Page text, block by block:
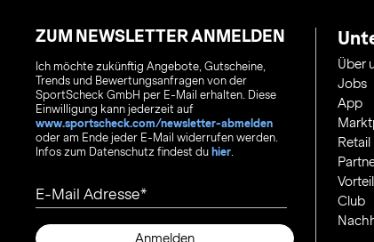
ZUM NEWSLETTER ANMELDEN
Ich möchte zukünftig Angebote, Gutscheine,
Trends und Bewertungsanfragen von der
SportScheck GmbH per E-Mail erhalten. Diese
Einwilligung kann jederzeit auf
www.sportscheck.com/newsletter-abmelden
oder am Ende jeder E-Mail widerrufen werden.
Infos zum Datenschutz findest du hier.
E-Mail Adresse
Anmelden
Über
Jobs
App
Retail
Club